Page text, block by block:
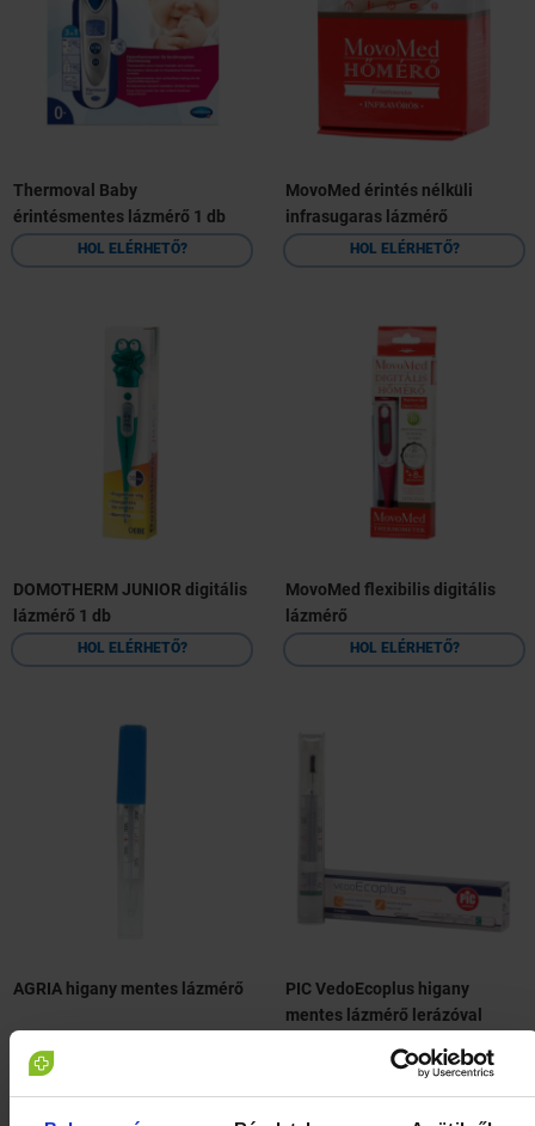
Thermoval Baby
érintésmentes lázmérő 1 db
HOL ELÉRHETŐ?
MovoMed érintés nélküli
infrasugaras lázmérő
HOL ELÉRHETŐ?
DOMOTHERM JUNIOR digitális
lázmérő 1 db
HOL ELÉRHETŐ?
MovoMed flexibilis digitális
lázmérő
HOL ELÉRHETŐ?
AGRIA higany mentes lázmérő
PIC VedoEcoplus higany
mentes lázmérő lerázóval
HOL ELÉRHETŐ?